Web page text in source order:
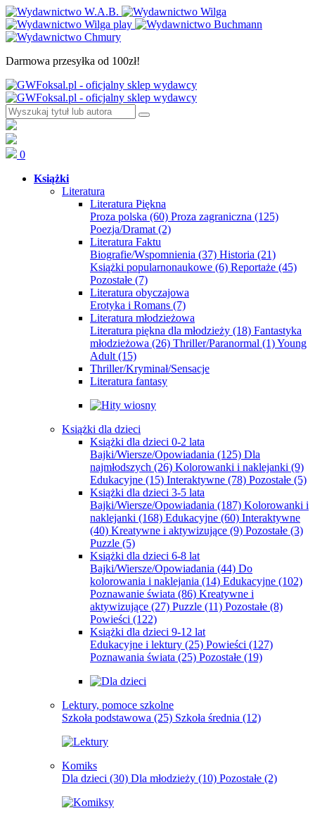
Darmowa przesyłka od 100zł!
0
Książki
Literatura
Literatura Piękna
Proza polska (60) Proza zagraniczna (125)
Poezja/Dramat (2)
Literatura Faktu
Biografie/Wspomnienia (37) Historia (21)
Książki popularnonaukowe (6) Reportaże (45)
Pozostałe (7)
Literatura obyczajowa
Erotyka i Romans (7)
Literatura młodzieżowa
Literatura piękna dla młodzieży (18) Fantastyka
młodzieżowa (26) Thriller/Paranormal (1)Young
Adult (15)
Thriller/Kryminał/Sensacje
Literatura fantasy
Książki dla dzieci
Książki dla dzieci 0-2 lata
Bajki/Wiersze/Opowiadania (125) Dla
najmłodszych (26) Kolorowanki i naklejanki (9)
Edukacyjne (15) Interaktywne (78) Pozostałe (5)
Książki dla dzieci 3-5 lata
Bajki/Wiersze/Opowiadania (187) Kolorowanki i
naklejanki (168) Edukacyjne (60) Interaktywne
(40) Kreatywne i aktywizujące (9) Pozostałe (3)
Puzzle (5)
Książki dla dzieci 6-8 lat
Bajki/Wiersze/Opowiadania (44) Do
kolorowania i naklejania (14) Edukacyjne (102)
Poznawanie świata (86) Kreatywne i
aktywizujące (27) Puzzle (11) Pozostałe (8)
Powieści (122)
Książki dla dzieci 9-12 lat
Edukacyjne i lektury (25) Powieści (127)
Poznawania świata (25) Pozostałe (19)
Lektury, pomoce szkolne
Szkoła podstawowa (25) Szkoła średnia (12)
Komiks
Dla dzieci (30) Dla młodzieży (10) Pozostałe (2)